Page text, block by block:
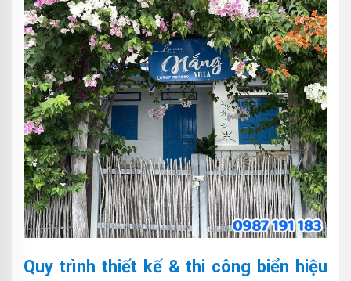
Quy trình thiết kế & thi công biển hiệu